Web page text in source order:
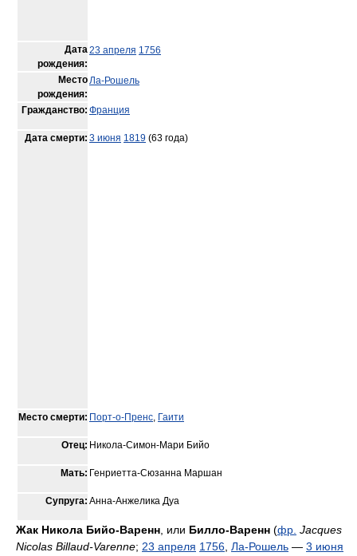
Дата
рождения:
23 апреля 1756
Место
рождения:
Ла-Рошель
Гражданство: Франция
Дата смерти: 3 июня 1819 (63 года)
Место смерти: Порт-о-Пренс, Гаити
Отец: Никола-Симон-Мари Бийо
Мать: Генриетта-Сюзанна Маршан
Супруга: Анна-Анжелика Дуа
Жак Никола Бийо-Варенн , или Билло-Варенн (фр. Jacques
Nicolas Billaud-Varenne; 23 апреля 1756 Ла-Рошель — 3 июня